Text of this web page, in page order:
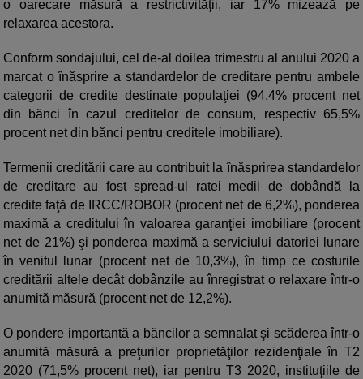
o oarecare măsură a restrictivităţii, iar 17% mizează pe
relaxarea acestora.
Conform sondajului, cel de-al doilea trimestru al anului 2020 a
marcat o înăsprire a standardelor de creditare pentru ambele
categorii de credite destinate populaţiei (94,4% procent net
din bănci în cazul creditelor de consum, respectiv 65,5%
procent net din bănci pentru creditele imobiliare).
Termenii creditării care au contribuit la înăsprirea standardelor
de creditare au fost spread-ul ratei medii de dobândă la
credite faţă de IRCC/ROBOR (procent net de 6,2%), ponderea
maximă a creditului în valoarea garanţiei imobiliare (procent
net de 21%) şi ponderea maximă a serviciului datoriei lunare
în venitul lunar (procent net de 10,3%), în timp ce costurile
creditării altele decât dobânzile au înregistrat o relaxare într-o
anumită măsură (procent net de 12,2%).
O pondere importantă a băncilor a semnalat şi scăderea într-o
anumită măsură a preţurilor proprietăţilor rezidenţiale în T2
2020 (71,5% procent net), iar pentru T3 2020, instituţiile de